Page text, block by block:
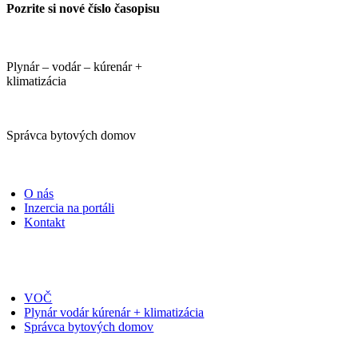
Pozrite si nové číslo časopisu
Plynár – vodár – kúrenár +
klimatizácia
Správca bytových domov
O nás
Inzercia na portáli
Kontakt
VOČ
Plynár vodár kúrenár + klimatizácia
Správca bytových domov